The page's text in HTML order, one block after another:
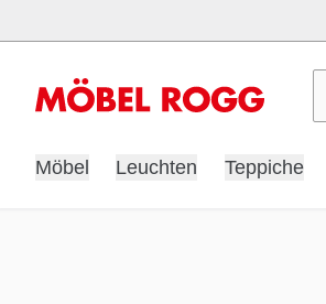
Möbel Leuchten Teppiche